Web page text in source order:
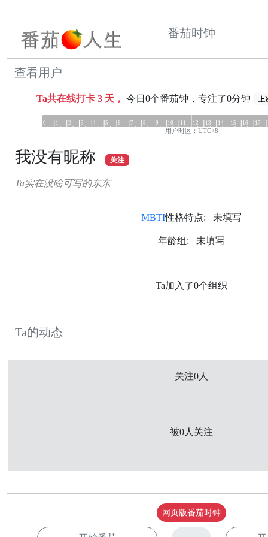
番茄时钟
查看用户
Ta共在线打卡3 天， 今日0个番茄钟，专注了0分钟 上
0 1 2 3 4 5 6 7 8 9 10 11 12 13 14 15 16 17
用户时区：UTC+8
我没有昵称 关注
Ta实在没啥可写的东东
MBTI性格特点: 未填写
年龄组: 未填写
Ta加入了0个组织
Ta的动态
关注0人
被0人关注
网页版番茄时钟